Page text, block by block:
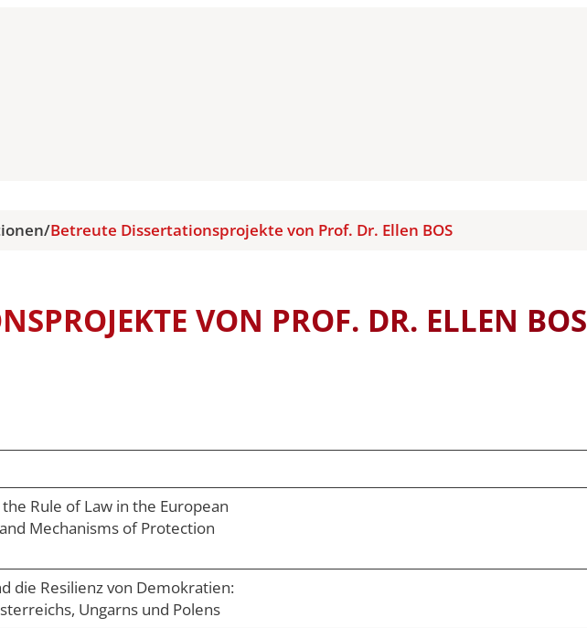
/Betreute Dissertationsprojekte von Prof. Dr. Ellen BOS
VON PROF. DR. ELLEN BOS
Rule of Law in the European
Mechanisms of Protection
die Resilienz von Demokratien:
Ungarns und Polens